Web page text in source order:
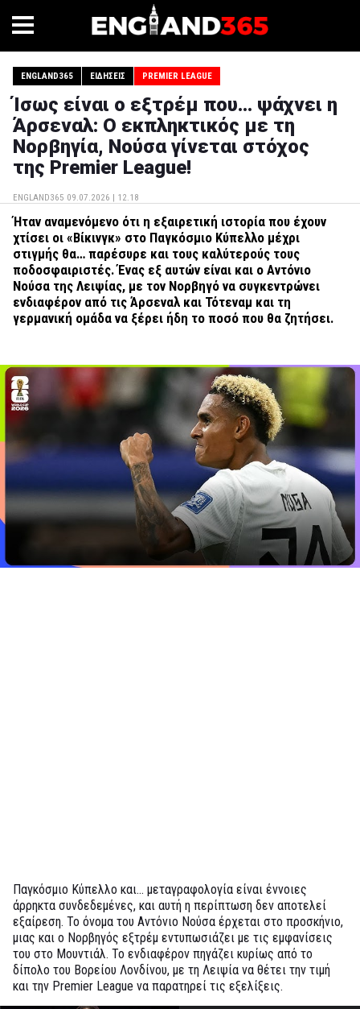
ENGLAND365 ΕΙΔΉΣΕΙΣ PREMIER LEAGUE
Ίσως είναι ο εξτρέμ που… ψάχνει η
Άρσεναλ: Ο εκπληκτικός με τη
Νορβηγία, Νούσα γίνεται στόχος
της Premier League!
ENGLAND365 09.07.2026 | 12.18
Ήταν αναμενόμενο ότι η εξαιρετική ιστορία που έχουν
χτίσει οι «Βίκινγκ» στο Παγκόσμιο Κύπελλο μέχρι
στιγμής θα… παρέσυρε και τους καλύτερούς τους
ποδοσφαιριστές. Ένας εξ αυτών είναι και ο Αντόνιο
Νούσα της Λειψίας, με τον Νορβηγό να συγκεντρώνει
ενδιαφέρον από τις Άρσεναλ και Τότεναμ και τη
γερμανική ομάδα να ξέρει ήδη το ποσό που θα ζητήσει.
Παγκόσμιο Κύπελλο και... μεταγραφολογία είναι έννοιες
άρρηκτα συνδεδεμένες, και αυτή η περίπτωση δεν αποτελεί
εξαίρεση. Το όνομα του Αντόνιο Νούσα έρχεται στο προσκήνιο,
μιας και ο Νορβηγός εξτρέμ εντυπωσιάζει με τις εμφανίσεις
του στο Μουντιάλ. Το ενδιαφέρον πηγάζει κυρίως από το
δίπολο του Βορείου Λονδίνου, με τη Λειψία να θέτει την τιμή
και την Premier League να παρατηρεί τις εξελίξεις.